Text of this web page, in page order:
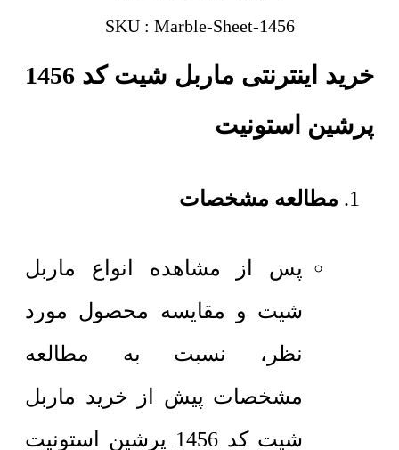
SKU : Marble-Sheet-1456
خرید اینترنتی ماربل شیت کد 1456
پرشین استونیت
مطالعه مشخصات
پس از مشاهده انواع ماربل
شیت و مقایسه محصول مورد
نظر، نسبت به مطالعه
مشخصات پیش از خرید ماربل
شیت کد 1456 پرشین استونیت